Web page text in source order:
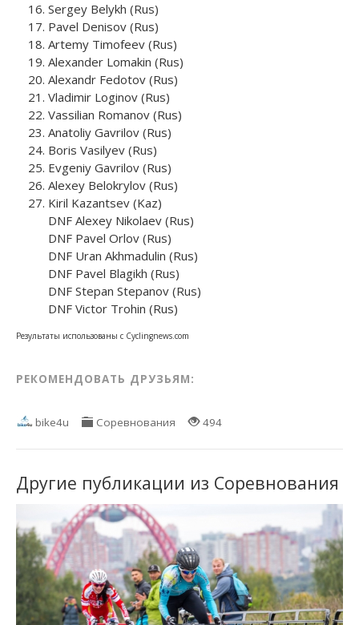
Sergey Belykh (Rus)
Pavel Denisov (Rus)
Artemy Timofeev (Rus)
Alexander Lomakin (Rus)
Alexandr Fedotov (Rus)
Vladimir Loginov (Rus)
Vassilian Romanov (Rus)
Anatoliy Gavrilov (Rus)
Boris Vasilyev (Rus)
Evgeniy Gavrilov (Rus)
Alexey Belokrylov (Rus)
Kiril Kazantsev (Kaz)
DNF Alexey Nikolaev (Rus)
DNF Pavel Orlov (Rus)
DNF Uran Akhmadulin (Rus)
DNF Pavel Blagikh (Rus)
DNF Stepan Stepanov (Rus)
DNF Victor Trohin (Rus)
Результаты использованы с Cyclingnews.com
РЕКОМЕНДОВАТЬ ДРУЗЬЯМ:
bike4u Соревнования 494
Другие публикации из Соревнования